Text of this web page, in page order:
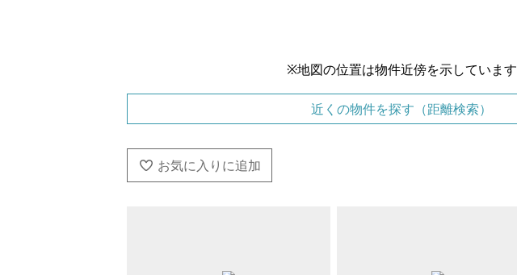
※地図の位置は物件近傍を示しています
近くの物件を探す（距離検索）